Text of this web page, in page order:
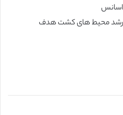
رشد محیط های کشت هدف